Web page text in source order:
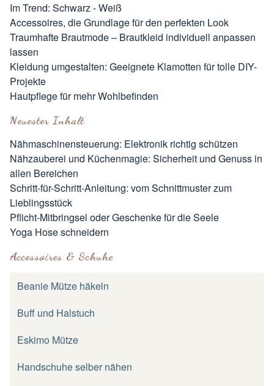
Im Trend: Schwarz - Weiß
Accessoires, die Grundlage für den perfekten Look
Traumhafte Brautmode – Brautkleid individuell anpassen
lassen
Kleidung umgestalten: Geeignete Klamotten für tolle DIY-
Projekte
Hautpflege für mehr Wohlbefinden
Neuester Inhalt
Nähmaschinensteuerung: Elektronik richtig schützen
Nähzauberei und Küchenmagie: Sicherheit und Genuss in
allen Bereichen
Schritt-für-Schritt-Anleitung: vom Schnittmuster zum
Lieblingsstück
Pflicht-Mitbringsel oder Geschenke für die Seele
Yoga Hose schneidern
Accessoires & Schuhe
Beanie Mütze häkeln
Buff und Halstuch
Eskimo Mütze
Handschuhe selber nähen